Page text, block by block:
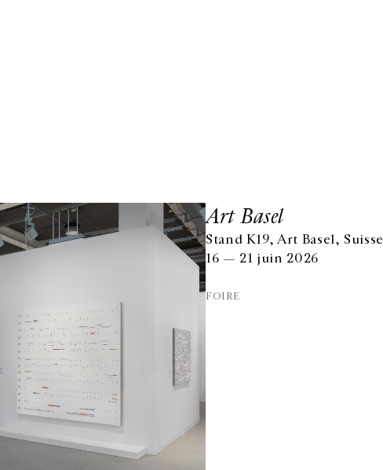
Art Basel
Stand K19, Art Basel, Suisse
16 — 21 juin 2026
FOIRE